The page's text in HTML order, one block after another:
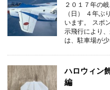
２０１７年の
（日） ４年ぶ
います。 スポ
示飛行により
は、駐車場が
ハロウィン
編